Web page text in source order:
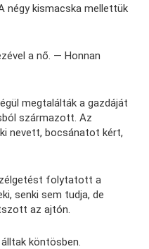
négy kismacska mellettük
a nő. — Honnan
megtalálták a gazdáját
származott. Az
nevett, bocsánatot kért,
folytatott a
senki sem tudja, de
az ajtón.
köntösben.